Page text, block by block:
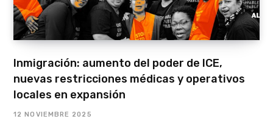
Inmigración: aumento del poder de ICE,
nuevas restricciones médicas y operativos
locales en expansión
12 NOVIEMBRE 2025